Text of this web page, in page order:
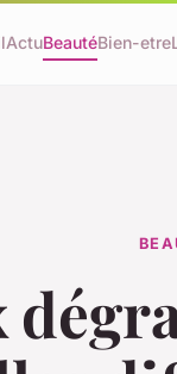
ActuBeautéBien-etre